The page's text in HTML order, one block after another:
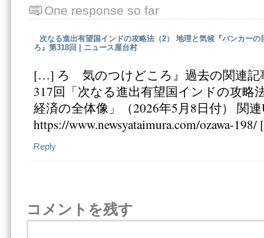
One response so far
次なる進出有望国インドの攻略法（2） 地理と気候『バンカー
ろ』第318回 | ニュース屋台村
[…] ろ 気のつけどころ』過去の関連記
317回「次なる進出有望国インドの攻略
経済の全体像」（2026年5月8日付） 関
https://www.newsyataimura.com/ozawa-
Reply
コメントを残す